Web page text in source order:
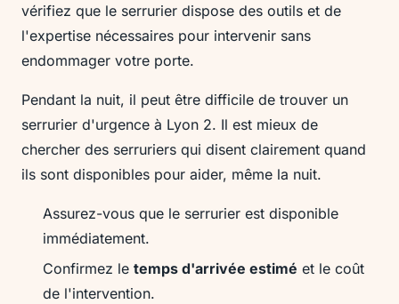
vérifiez que le serrurier dispose des outils et de
l'expertise nécessaires pour intervenir sans
endommager votre porte.
Pendant la nuit, il peut être difficile de trouver un
serrurier d'urgence à Lyon 2. Il est mieux de
chercher des serruriers qui disent clairement quand
ils sont disponibles pour aider, même la nuit.
Assurez-vous que le serrurier est disponible
immédiatement.
Confirmez le temps d'arrivée estimé et le coût
de l'intervention.